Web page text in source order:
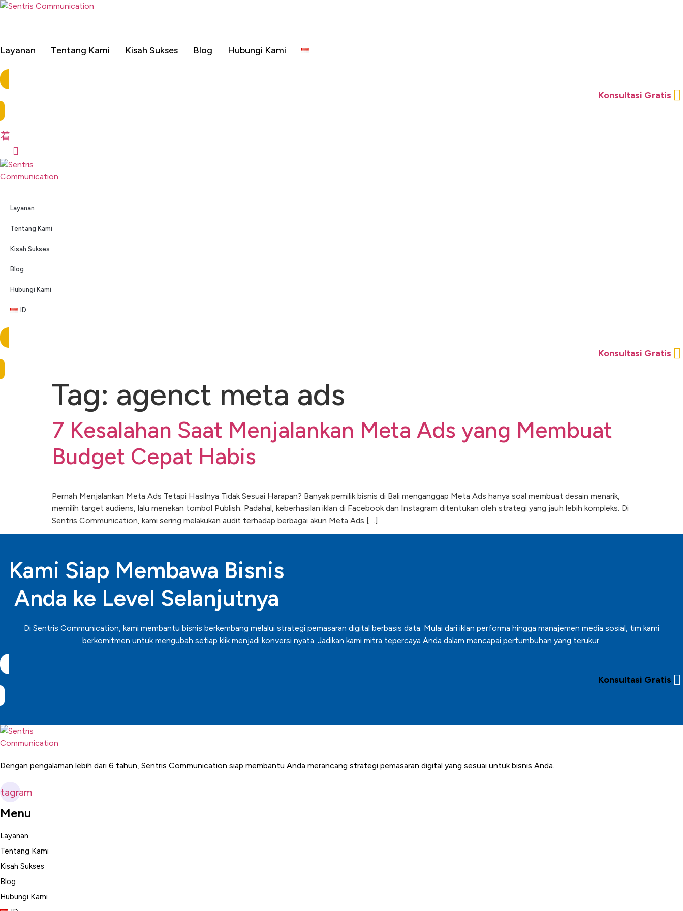
Lewati
Layanan Tentang Kami Kisah Sukses Blog Hubungi Kami
Konsultasi Gratis
Layanan
Tentang Kami
Kisah Sukses
Blog
Hubungi Kami
ID
Konsultasi Gratis
Tag: agenct meta ads
7 Kesalahan Saat Menjalankan Meta Ads yang Membuat
Budget Cepat Habis
Pernah Menjalankan Meta Ads Tetapi Hasilnya Tidak Sesuai Harapan? Banyak pemilik bisnis di Bali menganggap Meta Ads hanya soal membuat desain menarik,
memilih target audiens, lalu menekan tombol Publish. Padahal, keberhasilan iklan di Facebook dan Instagram ditentukan oleh strategi yang jauh lebih kompleks. Di
Sentris Communication, kami sering melakukan audit terhadap berbagai akun Meta Ads […]
Kami Siap Membawa Bisnis
Anda ke Level Selanjutnya
Di Sentris Communication, kami membantu bisnis berkembang melalui strategi pemasaran digital berbasis data. Mulai dari iklan performa hingga manajemen media sosial, tim kami
berkomitmen untuk mengubah setiap klik menjadi konversi nyata. Jadikan kami mitra tepercaya Anda dalam mencapai pertumbuhan yang terukur.
Konsultasi Gratis
Dengan pengalaman lebih dari 6 tahun, Sentris Communication siap membantu Anda merancang strategi pemasaran digital yang sesuai untuk bisnis Anda.
Menu
Layanan
Tentang Kami
Kisah Sukses
Blog
Hubungi Kami